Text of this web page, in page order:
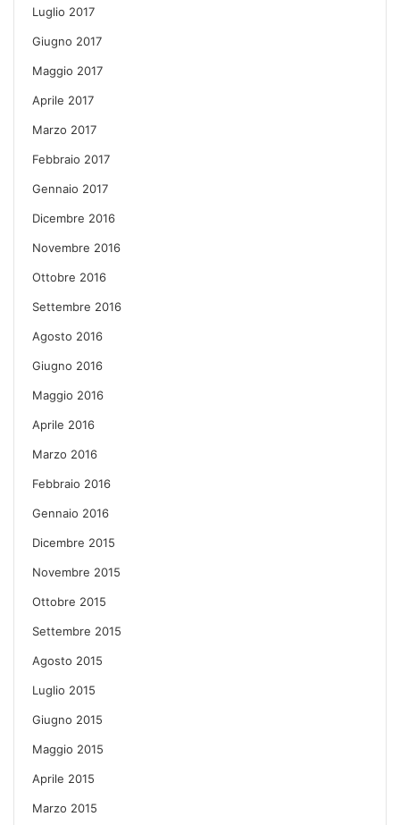
Luglio 2017
Giugno 2017
Maggio 2017
Aprile 2017
Marzo 2017
Febbraio 2017
Gennaio 2017
Dicembre 2016
Novembre 2016
Ottobre 2016
Settembre 2016
Agosto 2016
Giugno 2016
Maggio 2016
Aprile 2016
Marzo 2016
Febbraio 2016
Gennaio 2016
Dicembre 2015
Novembre 2015
Ottobre 2015
Settembre 2015
Agosto 2015
Luglio 2015
Giugno 2015
Maggio 2015
Aprile 2015
Marzo 2015